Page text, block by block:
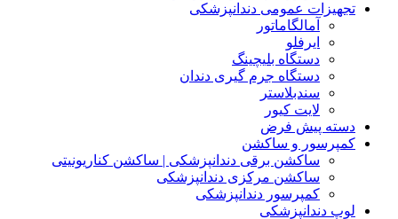
تجهیزات عمومی دندانپزشکی
آمالگاماتور
ایرفلو
دستگاه بلیچینگ
دستگاه جرم گیری دندان
سندبلاستر
لایت کیور
دسته پیش فرض
کمپرسور و ساکشن
ساکشن برقی دندانپزشکی | ساکشن کناریونیتی
ساکشن مرکزی دندانپزشکی
کمپرسور دندانپزشکی
لوپ دندانپزشکی